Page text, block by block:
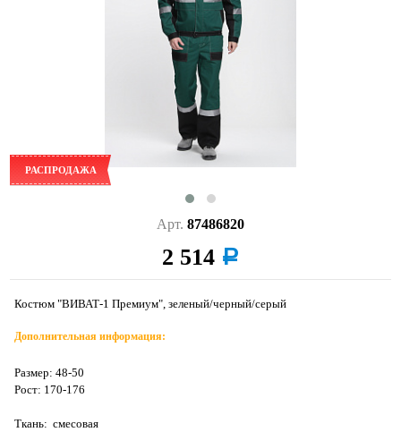
РАСПРОДАЖА
Арт. 87486820
2 514 a
Костюм "ВИВАТ-1 Премиум", зеленый/черный/серый
Дополнительная информация:
Размер: 48-50
Рост: 170-176
Ткань: смесовая